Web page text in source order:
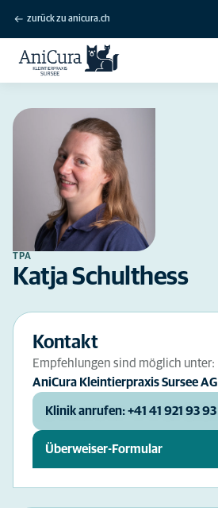
zurück zu anicura.ch
TPA
Katja Schulthess
Kontakt
Empfehlungen sind möglich unter:
AniCura Kleintierpraxis Sursee AG
Klinik anrufen: +41 41 921 93 93
Überweiser-Formular